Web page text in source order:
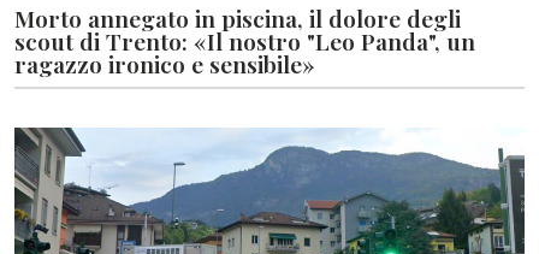
Morto annegato in piscina, il dolore degli
scout di Trento: «Il nostro "Leo Panda", un
ragazzo ironico e sensibile»